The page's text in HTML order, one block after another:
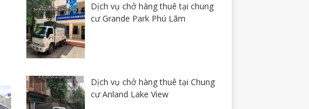
Dịch vụ chở hàng thuê tại chung
cư Grande Park Phú Lãm
Dịch vụ chở hàng thuê tại Chung
cư Anland Lake View